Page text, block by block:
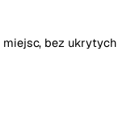
miejsc, bez ukrytych